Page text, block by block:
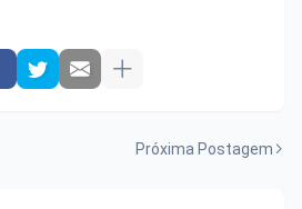
Próxima Postagem